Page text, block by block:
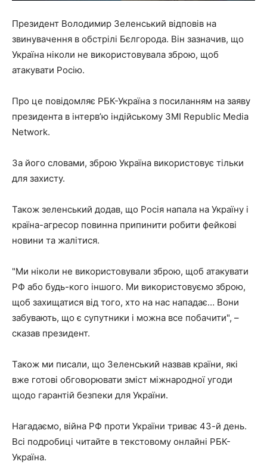
Президент Володимир Зеленський відповів на
звинувачення в обстрілі Бєлгорода. Він зазначив, що
Україна ніколи не використовувала зброю, щоб
атакувати Росію.
Про це повідомляє РБК-Україна з посиланням на заяву
президента в інтерв’ю індійському ЗМІ Republic Media
Network.
За його словами, зброю Україна використовує тільки
для захисту.
Також зеленський додав, що Росія напала на Україну і
країна-агресор повинна припинити робити фейкові
новини та жалітися.
"Ми ніколи не використовували зброю, щоб атакувати
РФ або будь-кого іншого. Ми використовуємо зброю,
щоб захищатися від того, хто на нас нападає… Вони
забувають, що є супутники і можна все побачити", –
сказав президент.
Також ми писали, що Зеленський назвав країни, які
вже готові обговорювати зміст міжнародної угоди
щодо гарантій безпеки для України.
Нагадаємо, війна РФ проти України триває 43-й день.
Всі подробиці читайте в текстовому онлайні РБК-
Україна.